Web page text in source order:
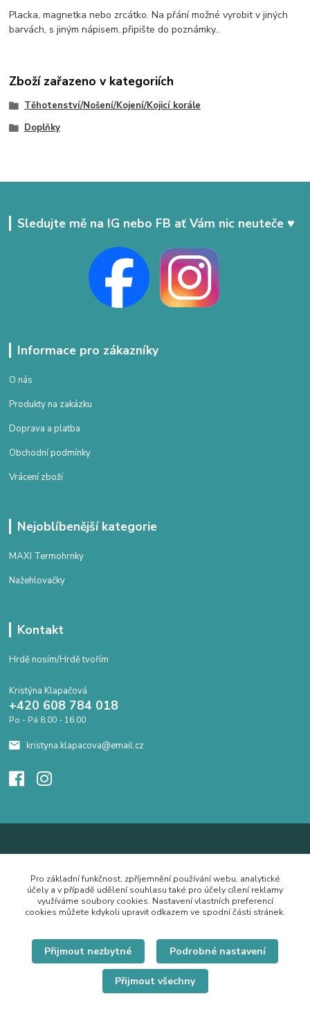
Placka, magnetka nebo zrcátko. Na přání možné vyrobit v jiných
barvách, s jiným nápisem..připište do poznámky..
Zboží zařazeno v kategoriích
Těhotenství/Nošení/Kojení/Kojicí korále
Doplňky
Sledujte mě na IG nebo FB ať Vám nic neuteče ♥
Informace pro zákazníky
O nás
Produkty na zakázku
Doprava a platba
Obchodní podmínky
Vrácení zboží
Nejoblíbenější kategorie
MAXI Termohrnky
Nažehlovačky
Kontakt
Hrdě nosím/Hrdě tvořím
Kristýna Klapačová
+420 608 784 018
Po - Pá 8.00 - 16.00
kristyna.klapacova@email.cz
Pro základní funkčnost, zpříjemnění používání webu, analytické
účely a v případě udělení souhlasu také pro účely cílení reklamy
využíváme soubory cookies. Nastavení vlastních preferencí
cookies můžete kdykoli upravit odkazem ve spodní části stránek.
Přijmout nezbytné Podrobné nastavení
Přijmout všechny